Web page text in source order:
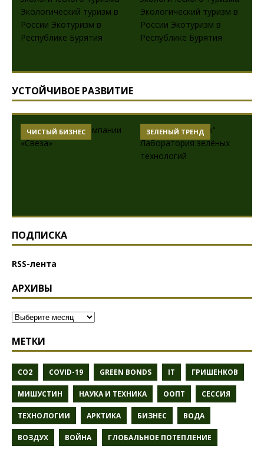
УСТОЙЧИВОЕ РАЗВИТИЕ
ЧИСТЫЙ БИЗНЕС ЗЕЛЕНЫЙ ТРЕНД
ПОДПИСКА
RSS-лента
АРХИВЫ
МЕТКИ
CO2 COVID-19 GREEN BONDS IT ГРИШЕНКОВ
МИШУСТИН НАУКА И ТЕХНИКА ООПТ СЕССИЯ
ТЕХНОЛОГИИ АРКТИКА БИЗНЕС ВОДА
ВОЗДУХ ВОЙНА ГЛОБАЛЬНОЕ ПОТЕПЛЕНИЕ